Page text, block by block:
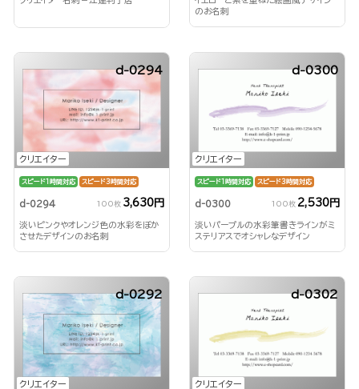
のお名刺
クリエイター
d-0294
スピード1時間対応 スピード3時間対応
d-0294 100枚 3,630円
淡いピンクやオレンジ色の水彩をぼか
させたデザインのお名刺
クリエイター
d-0300
スピード1時間対応 スピード3時間対応
d-0300 100枚 2,530円
淡いパープルの水彩筆書きラインがミ
ステリアスでオシャレなデザイン
クリエイター
d-0292
クリエイター
d-0302